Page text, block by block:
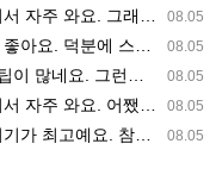
08.05
식 서비스로 봐야 안전해요. 다음…
08.05
로로만 시청하려 해요. 좋은 정보…
08.05
서비스로 봐야 안전해요. 다음…
08.05
법적인 곳에서 봐야 마음 편해요.…
08.05
법적인 곳에서 봐야 마음 편해요.…